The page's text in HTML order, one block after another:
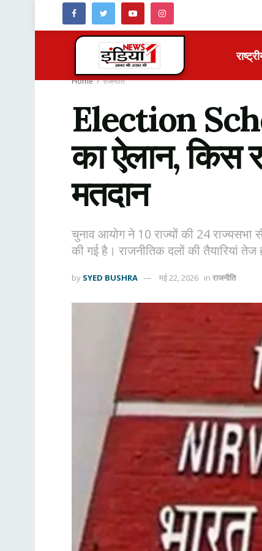
Home राजनीति
Election
का ऐलान, किस
मतदान
चुनाव आयोग ने 10 राज्यों की 24 राज्यसभा
की गई है। राजनीतिक दलों की तैयारियां तेज
by SYED BUSHRA मई 22, 2026 in राजनीति